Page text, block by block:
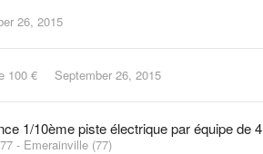
26, 2015
100 € September 26, 2015
1/10ème piste électrique par équipe de 4
- Emerainville (77)